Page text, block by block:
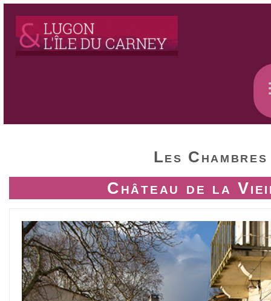
Les
Château de la